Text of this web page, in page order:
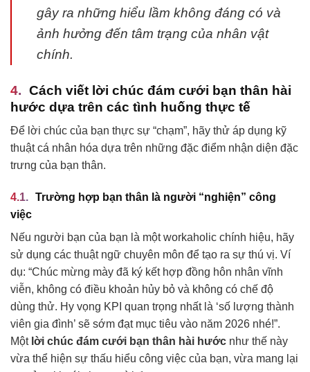
gây ra những hiểu lầm không đáng có và
ảnh hưởng đến tâm trạng của nhân vật
chính.
Cách viết lời chúc đám cưới bạn thân hài
hước dựa trên các tình huống thực tế
Để lời chúc của bạn thực sự “chạm”, hãy thử áp dụng kỹ
thuật cá nhân hóa dựa trên những đặc điểm nhận diện đặc
trưng của bạn thân.
Trường hợp bạn thân là người “nghiện” công
việc
Nếu người bạn của bạn là một workaholic chính hiệu, hãy
sử dụng các thuật ngữ chuyên môn để tạo ra sự thú vị. Ví
dụ: “Chúc mừng mày đã ký kết hợp đồng hôn nhân vĩnh
viễn, không có điều khoản hủy bỏ và không có chế độ
dùng thử. Hy vọng KPI quan trọng nhất là ‘số lượng thành
viên gia đình’ sẽ sớm đạt mục tiêu vào năm 2026 nhé!”.
Một lời chúc đám cưới bạn thân hài hước như thế này
vừa thể hiện sự thấu hiểu công việc của bạn, vừa mang lại